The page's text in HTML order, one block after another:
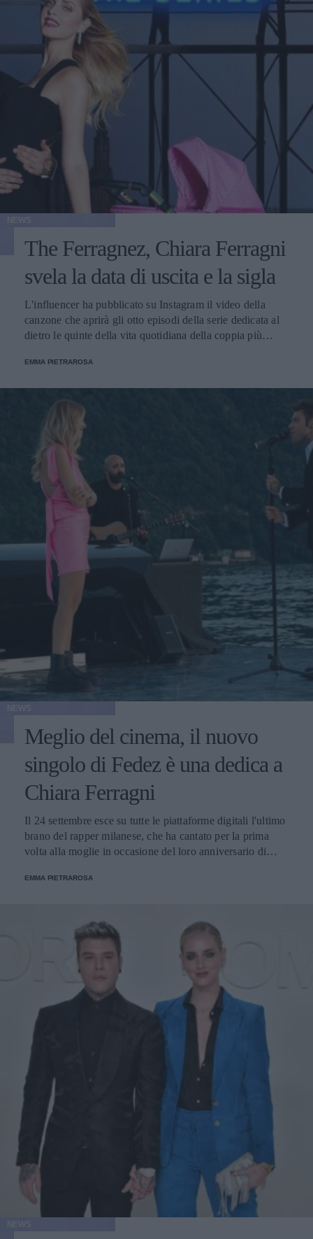
The Ferragnez, Chiara Ferragni
svela la data di uscita e la sigla
L'influencer ha pubblicato su Instagram il video della
canzone che aprirà gli otto episodi della serie dedicata al
dietro le quinte della vita quotidiana della coppia più
Prime Video.
EMMA PIETRAROSA
Meglio del cinema, il nuovo
singolo di Fedez è una dedica a
Chiara Ferragni
Il 24 settembre esce su tutte le piattaforme digitali l'ultimo
brano del rapper milanese, che ha cantato per la prima
volta alla moglie in occasione del loro anniversario di
EMMA PIETRAROSA